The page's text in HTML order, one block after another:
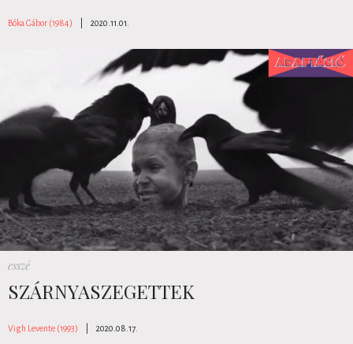
Bóka Gábor (1984) 2020.11.01.
esszé
SZÁRNYASZEGETTEK
Vigh Levente (1993) 2020.08.17.